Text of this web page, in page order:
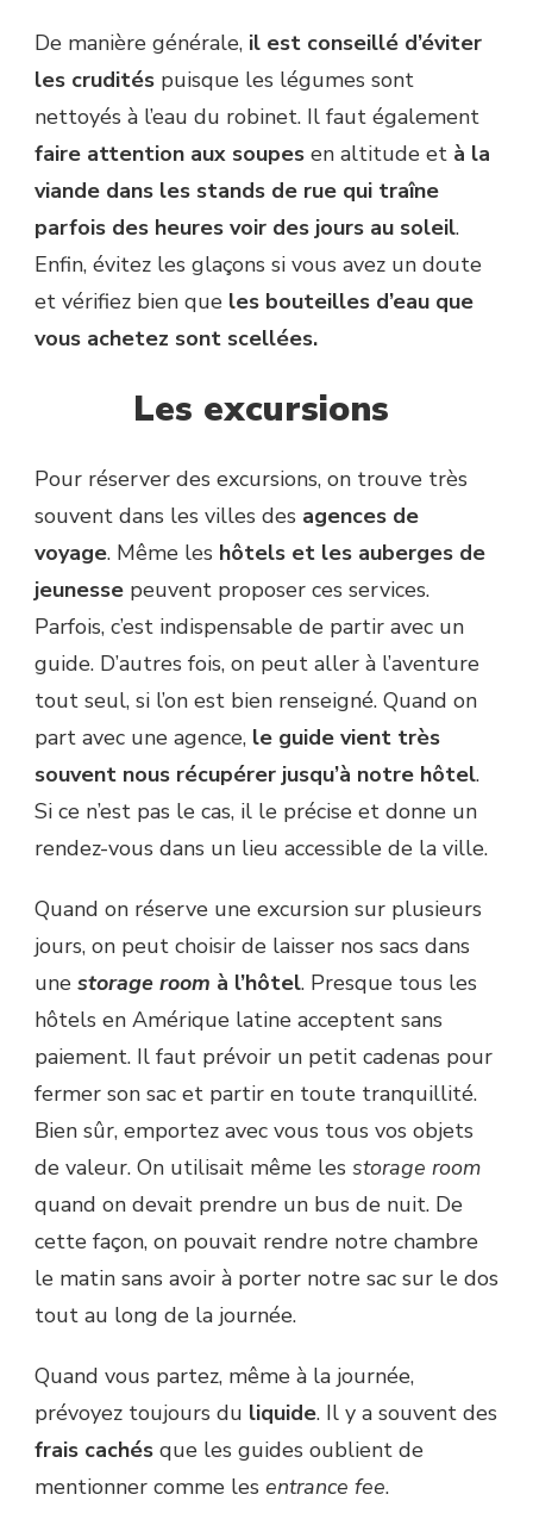
De manière générale, il est conseillé d’éviter
les crudités puisque les légumes sont
nettoyés à l’eau du robinet. Il faut également
faire attention aux soupes en altitude et à la
viande dans les stands de rue qui traîne
parfois des heures voir des jours au soleil.
Enfin, évitez les glaçons si vous avez un doute
et vérifiez bien que les bouteilles d’eau que
vous achetez sont scellées.
Les excursions
Pour réserver des excursions, on trouve très
souvent dans les villes des agences de
voyage. Même les hôtels et les auberges de
jeunesse peuvent proposer ces services.
Parfois, c’est indispensable de partir avec un
guide. D’autres fois, on peut aller à l’aventure
tout seul, si l’on est bien renseigné. Quand on
part avec une agence, le guide vient très
souvent nous récupérer jusqu’à notre hôtel.
Si ce n’est pas le cas, il le précise et donne un
rendez-vous dans un lieu accessible de la ville.
Quand on réserve une excursion sur plusieurs
jours, on peut choisir de laisser nos sacs dans
une storage room à l’hôtel. Presque tous les
hôtels en Amérique latine acceptent sans
paiement. Il faut prévoir un petit cadenas pour
fermer son sac et partir en toute tranquillité.
Bien sûr, emportez avec vous tous vos objets
de valeur. On utilisait même les storage room
quand on devait prendre un bus de nuit. De
cette façon, on pouvait rendre notre chambre
le matin sans avoir à porter notre sac sur le dos
tout au long de la journée.
Quand vous partez, même à la journée,
prévoyez toujours du liquide. Il y a souvent des
frais cachés que les guides oublient de
mentionner comme les entrance fee.